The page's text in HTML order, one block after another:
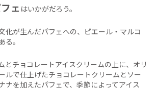
ェ はいかがだろう。
化が生んだパフェへの、ピエール・マルコ
る。
とチョコレートアイスクリームの上に、オリ
ルで仕上げたチョコレートクリームとソー
ナを加えたパフェで、季節によってアイス